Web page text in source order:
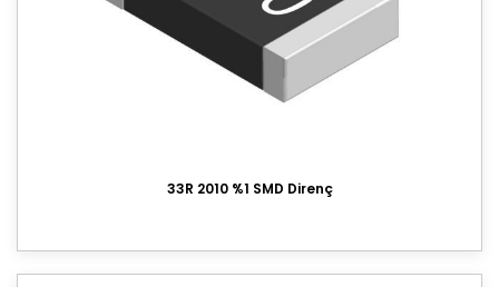
33R 2010 %1 SMD Direnç